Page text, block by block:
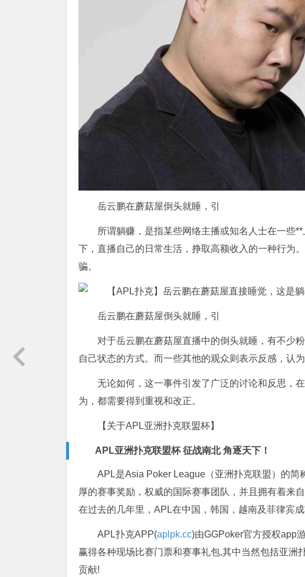
岳云鹏在蘑菇屋倒头就睡，引
所谓躺赚，是指某些网络主播或知名人士在一些
下，直播自己的日常生活，挣取高额收入的一种行为
骗。
岳云鹏在蘑菇屋倒头就睡，引
对于岳云鹏在蘑菇屋直播中的倒头就睡，有不少
自己状态的方式。而一些其他的观众则表示反感，认
无论如何，这一事件引发了广泛的讨论和反思，
为，都需要得到重视和改正。
【关于APL亚洲扑克联盟杯】
APL亚洲扑克联盟杯 征战南北 角逐天下！
APL是Asia Poker League（亚洲扑克联盟）的
厚的赛事奖励，权威的国际赛事团队，并且拥有着来
在过去的几年里，APL在中国，韩国，越南及菲律宾
APL扑克APP(aplpk.cc)由GGPoker官方授权app
赢得各种现场比赛门票和赛事礼包,其中当然包括亚洲
贡献!